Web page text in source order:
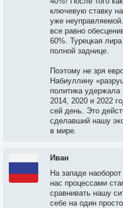
ключевую ставку
уже
все равно
60%. Турецкая
полной заднице.
Поэтому не зря
Набиуллину
политика
2014, 2020 и 2022
сей день. Это
сделавший нашу
в мире.
Иван
На западе
нас процессами
сравнивать нашу
себе на один